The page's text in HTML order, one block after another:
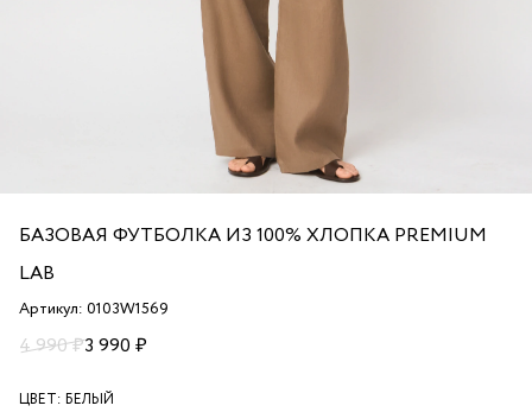
БАЗОВАЯ ФУТБОЛКА ИЗ 100% ХЛОПКА PREMIUM
LAB
Артикул: 0103W1569
4 990 ₽3 990 ₽
ЦВЕТ: БЕЛЫЙ